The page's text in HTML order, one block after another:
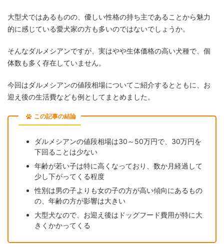
大型犬ではあるものの、優しい性格の持ち主であることから魅力
的に感じている愛犬家の方も多いのではないでしょうか。
そんなダルメシアンですが、実はやや生体価格の高い犬種で、個
体数も多く存在していません。
今回はダルメシアンの値段相場についてご紹介するとともに、お
迎え後の生活費なども例としてまとめました。
この記事の結論
ダルメシアンの値段相場は30～50万円で、30万円を
下回ることは少ない
年齢が若い子は特に高くなっており、数か月経過して
少し下がってくる程度
性別は男の子よりも女の子の方が高い傾向にあるもの
の、年齢の方が影響は大きい
大型犬なので、お迎え後はドッグフード費用が特に大
きくかかってくる